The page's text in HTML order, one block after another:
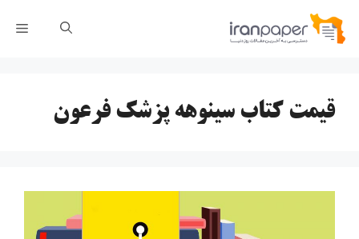
پرش
قیمت کتاب سینوهه پزشک فرعون